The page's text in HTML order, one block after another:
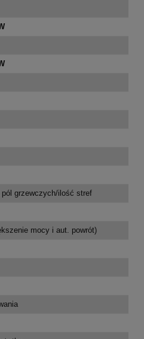
pól grzewczych/ilość stref
mocy i aut. powrót)